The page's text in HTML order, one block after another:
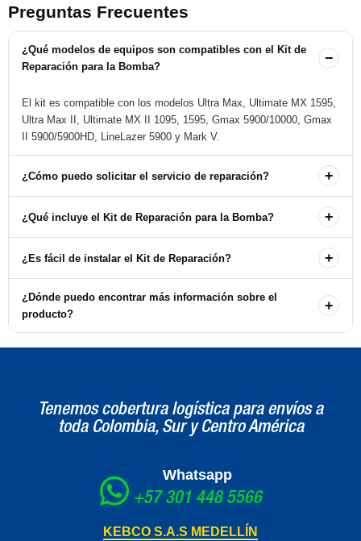
Preguntas Frecuentes
¿Qué modelos de equipos son compatibles con el Kit de
Reparación para la Bomba?
−
El kit es compatible con los modelos Ultra Max, Ultimate MX 1595,
Ultra Max II, Ultimate MX II 1095, 1595, Gmax 5900/10000, Gmax
II 5900/5900HD, LineLazer 5900 y Mark V.
¿Cómo puedo solicitar el servicio de reparación? +
Para solicitar el servicio de reparación, debe comunicarse
¿Qué incluye el Kit de Reparación para la Bomba? +
El kit incluye todos los componentes necesarios para reparar la
¿Es fácil de instalar el Kit de Reparación? +
Sí, el kit está diseñado para ser instalado fácilmente. Sin embargo,
se recomienda seguir las instrucciones proporcionadas para
asegurar una correcta instalación.
¿Dónde puedo encontrar más información sobre el
producto?
+
Puede encontrar más información en nuestro sitio web o
Tenemos cobertura logística para envíos a
toda Colombia, Sur y Centro América
Whatsapp
+57 301 448 5566
KEBCO S.A.S MEDELLÍN